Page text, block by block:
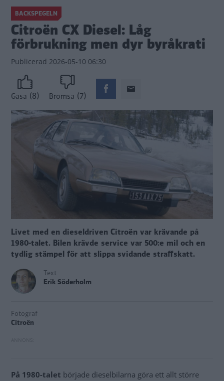
BACKSPEGELN
Citroën CX Diesel: Låg
förbrukning men dyr byråkrati
Publicerad 2026-05-10 06:30
Gasa (8) Bromsa (7)
Livet med en dieseldriven Citroën var krävande på
1980-talet. Bilen krävde service var 500:e mil och en
tydlig stämpel för att slippa svidande straffskatt.
Text
Erik Söderholm
Fotograf
Citroën
På 1980-talet började dieselbilarna göra ett allt större